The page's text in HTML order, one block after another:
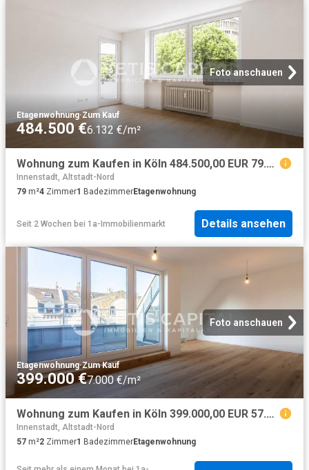
Foto anschauen
Etagenwohnung·Zum Kauf
484.500 €6.132 €/m²
Wohnung zum Kaufen in Köln 484.500,00 EUR 79.14 m²
Innenstadt, Altstadt-Nord
79 m²4 Zimmer1 BadezimmerEtagenwohnung
Seit 2 Wochen bei 1a-Immobilienmarkt Details ansehen
Foto anschauen
Etagenwohnung·Zum Kauf
399.000 €7.000 €/m²
Wohnung zum Kaufen in Köln 399.000,00 EUR 57.75 m²
Innenstadt, Altstadt-Nord
57 m²2 Zimmer1 BadezimmerEtagenwohnung